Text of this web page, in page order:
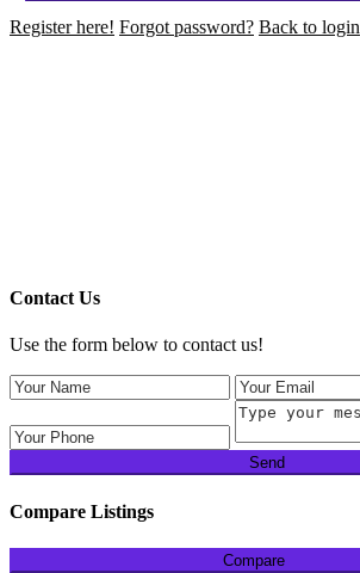
Register here! Forgot password? Back to login
Contact Us
Use the form below to contact us!
Send
Compare Listings
Compare